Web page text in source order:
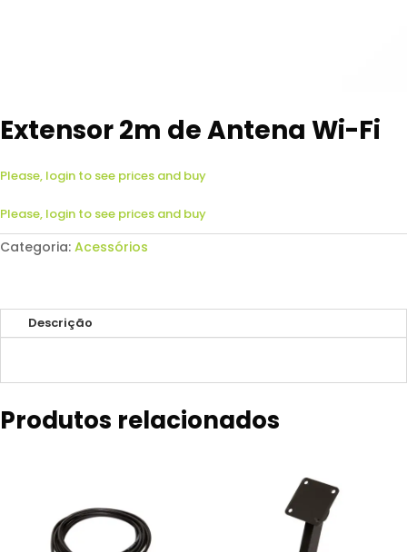
Extensor 2m de Antena Wi-Fi
Please, login to see prices and buy
Please, login to see prices and buy
Categoria: Acessórios
Descrição
Produtos relacionados